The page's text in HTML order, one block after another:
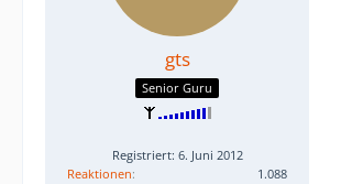
gts
Senior Guru
Registriert: 6. Juni 2012
Reaktionen
1.088